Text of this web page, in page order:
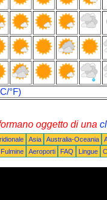
°F)
oggetto di una
Asia Australia-Oceania
Fulmine Aeroporti FAQ Lingue